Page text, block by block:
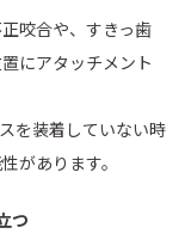
咬合や、すきっ歯
にアタッチメント
を装着していない時
があります。
つ